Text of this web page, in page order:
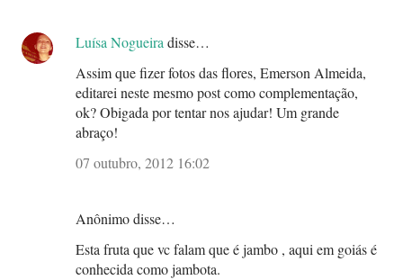
Luísa Nogueiradisse…
Assim que fizer fotos das flores, Emerson Almeida,
editarei neste mesmo post como complementação,
ok? Obigada por tentar nos ajudar! Um grande
abraço!
07 outubro, 2012 16:02
Anônimo disse…
Esta fruta que vc falam que é jambo , aqui em goiás é
conhecida como jambota.